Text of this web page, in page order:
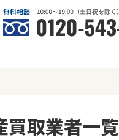
買取業者一覧